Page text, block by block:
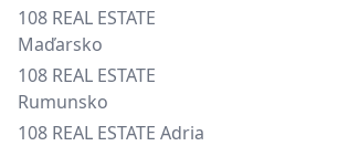
108 REAL ESTATE
Maďarsko
108 REAL ESTATE
Rumunsko
108 REAL ESTATE Adria